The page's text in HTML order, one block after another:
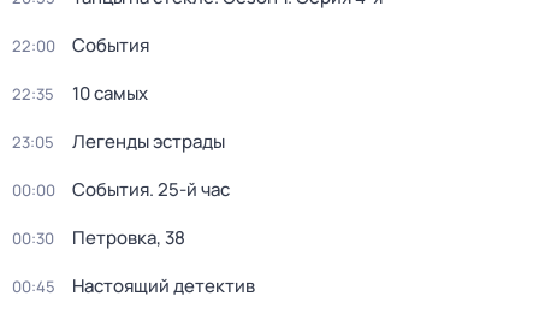
22:00 События
22:35 10 самых
23:05 Легенды эстрады
00:00 События. 25-й час
00:30 Петровка, 38
00:45 Настоящий детектив